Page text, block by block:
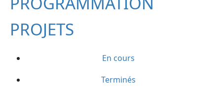
PROJETS
En cours
Terminés